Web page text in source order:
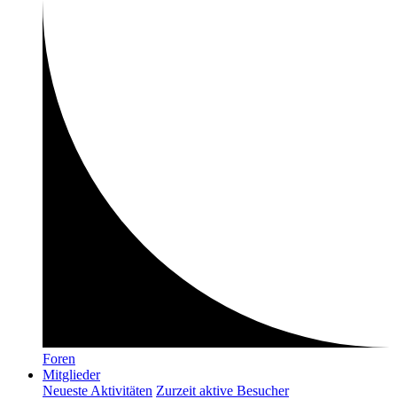
Foren
Mitglieder
Neueste Aktivitäten Zurzeit aktive Besucher